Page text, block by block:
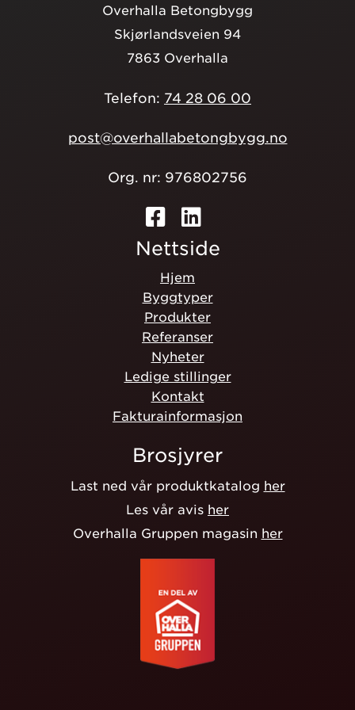
Overhalla Betongbygg
Skjørlandsveien 94
7863 Overhalla
Telefon: 74 28 06 00
post@overhallabetongbygg.no
Org. nr: 976802756
Nettside
Hjem
Byggtyper
Produkter
Referanser
Nyheter
Ledige stillinger
Kontakt
Fakturainformasjon
Brosjyrer
Last ned vår produktkatalog her
Les vår avis her
Overhalla Gruppen magasin her